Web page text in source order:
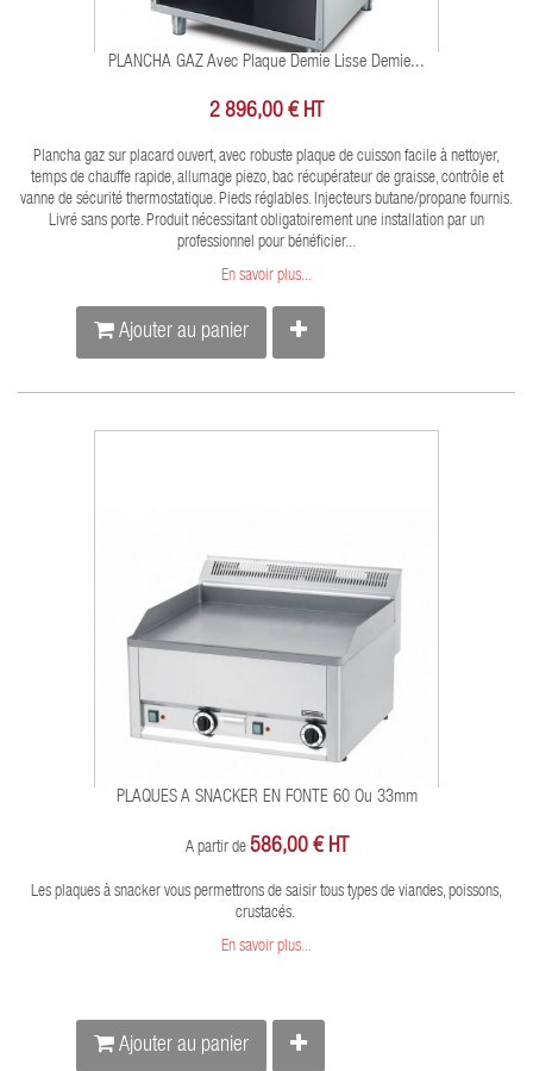
PLANCHA GAZ Avec Plaque Demie Lisse Demie...
2 896,00 € HT
Plancha gaz sur placard ouvert, avec robuste plaque de cuisson facile à nettoyer,
temps de chauffe rapide, allumage piezo, bac récupérateur de graisse, contrôle et
vanne de sécurité thermostatique. Pieds réglables. Injecteurs butane/propane fournis.
Livré sans porte. Produit nécessitant obligatoirement une installation par un
professionnel pour bénéficier...
En savoir plus...
Ajouter au panier
PLAQUES A SNACKER EN FONTE 60 Ou 33mm
A partir de 586,00 € HT
Les plaques à snacker vous permettrons de saisir tous types de viandes, poissons,
crustacés.
En savoir plus...
Ajouter au panier